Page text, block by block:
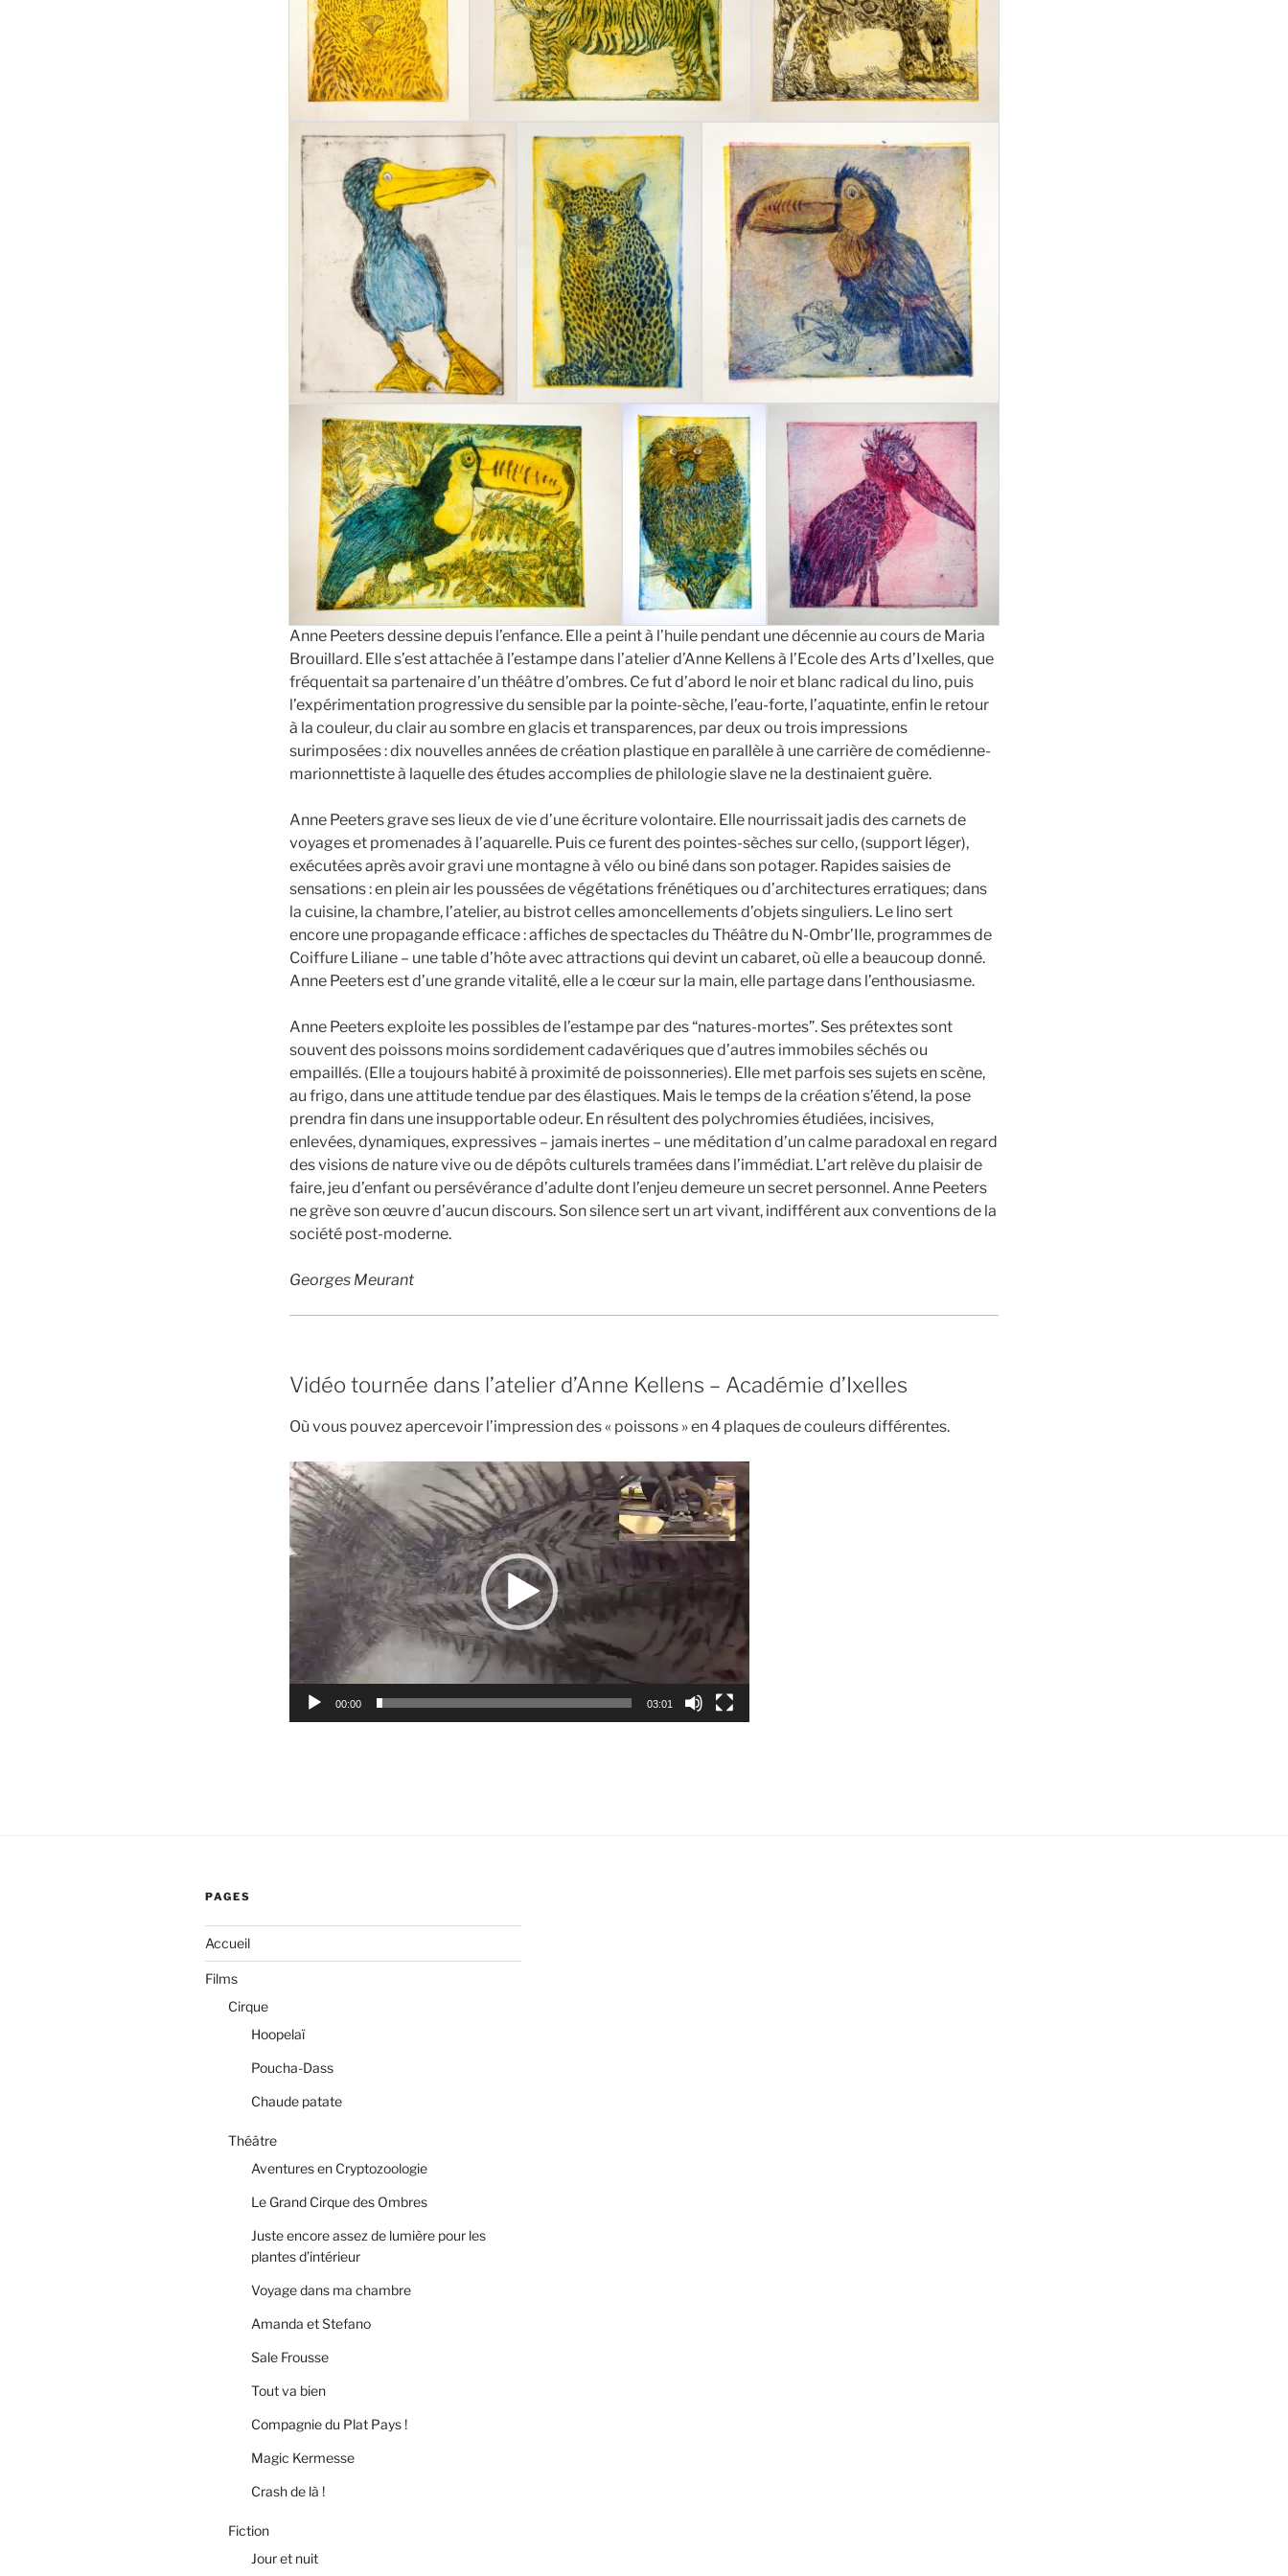
Anne Peeters dessine depuis l’enfance. Elle a peint à l’huile pendant une décennie au cours de Maria
Brouillard. Elle s’est attachée à l’estampe dans l’atelier d’Anne Kellens à l’Ecole des Arts d’Ixelles, que
fréquentait sa partenaire d’un théâtre d’ombres. Ce fut d’abord le noir et blanc radical du lino, puis
l’expérimentation progressive du sensible par la pointe-sèche, l’eau-forte, l’aquatinte, enfin le retour
à la couleur, du clair au sombre en glacis et transparences, par deux ou trois impressions
surimposées : dix nouvelles années de création plastique en parallèle à une carrière de comédienne-
marionnettiste à laquelle des études accomplies de philologie slave ne la destinaient guère.
Anne Peeters grave ses lieux de vie d’une écriture volontaire. Elle nourrissait jadis des carnets de
voyages et promenades à l’aquarelle. Puis ce furent des pointes-sèches sur cello, (support léger),
exécutées après avoir gravi une montagne à vélo ou biné dans son potager. Rapides saisies de
sensations : en plein air les poussées de végétations frénétiques ou d’architectures erratiques; dans
la cuisine, la chambre, l’atelier, au bistrot celles amoncellements d’objets singuliers. Le lino sert
encore une propagande efficace : affiches de spectacles du Théâtre du N-Ombr’Ile, programmes de
Coiffure Liliane – une table d’hôte avec attractions qui devint un cabaret, où elle a beaucoup donné.
Anne Peeters est d’une grande vitalité, elle a le cœur sur la main, elle partage dans l’enthousiasme.
Anne Peeters exploite les possibles de l’estampe par des “natures-mortes”. Ses prétextes sont
souvent des poissons moins sordidement cadavériques que d’autres immobiles séchés ou
empaillés. (Elle a toujours habité à proximité de poissonneries). Elle met parfois ses sujets en scène,
au frigo, dans une attitude tendue par des élastiques. Mais le temps de la création s’étend, la pose
prendra fin dans une insupportable odeur. En résultent des polychromies étudiées, incisives,
enlevées, dynamiques, expressives – jamais inertes – une méditation d’un calme paradoxal en regard
des visions de nature vive ou de dépôts culturels tramées dans l’immédiat. L’art relève du plaisir de
faire, jeu d’enfant ou persévérance d’adulte dont l’enjeu demeure un secret personnel. Anne Peeters
ne grève son œuvre d’aucun discours. Son silence sert un art vivant, indifférent aux conventions de la
société post-moderne.
Georges Meurant
Vidéo tournée dans l’atelier d’Anne Kellens – Académie d’Ixelles
Où vous pouvez apercevoir l’impression des « poissons » en 4 plaques de couleurs différentes.
Lecteur
vidéo
00:00 03:01
PAGES
Accueil
Films
Cirque
Hoopelaï
Poucha-Dass
Chaude patate
Théâtre
Aventures en Cryptozoologie
Le Grand Cirque des Ombres
Juste encore assez de lumière pour les
plantes d’intérieur
Voyage dans ma chambre
Amanda et Stefano
Sale Frousse
Tout va bien
Compagnie du Plat Pays !
Magic Kermesse
Crash de là !
Fiction
Jour et nuit